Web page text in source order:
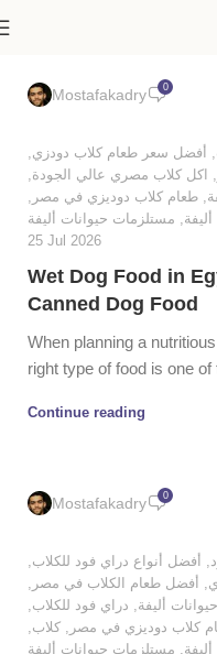
Mostafakadry 0
, أفضل سعر طعام كلاب دودزي,
, اكل كلاب مصري عالي الجودة,
, طعام كلاب دوديزي في مصر ,
, مستلزمات حيوانات أليفة
25 Jul 2026
Wet Dog Food in
Canned Dog Food
When planning a
right type of food is one
Continue reading
Mostafakadry 0
, أفضل أنواع دراي فود للكلاب,
, أفضل طعام الكلاب في مصر ,
حيوانات أليفة, دراي فود للكلاب,
كلاب دوديزي في مصر , كلاب,
, مستلزمات حيوانات أليفة